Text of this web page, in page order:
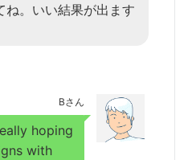
ね。いい結果が出ます
Bさん
hoping
with